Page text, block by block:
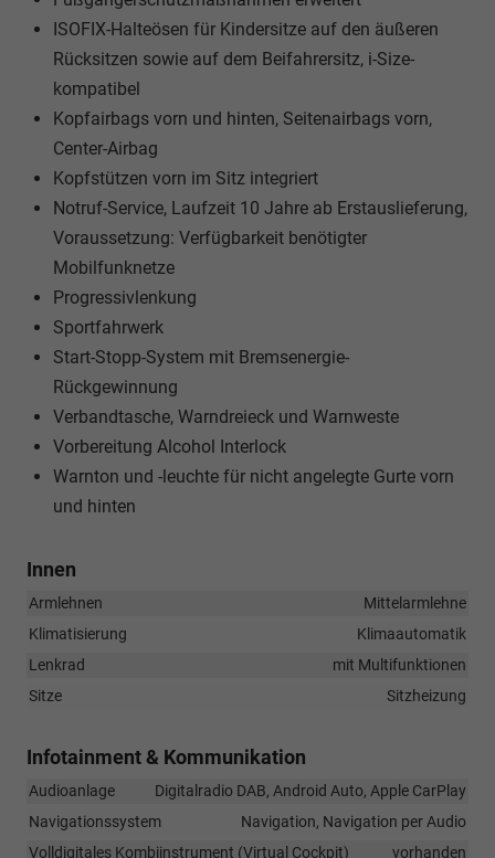
ISOFIX-Halteösen für Kindersitze auf den äußeren
Rücksitzen sowie auf dem Beifahrersitz, i-Size-
kompatibel
Kopfairbags vorn und hinten, Seitenairbags vorn,
Center-Airbag
Kopfstützen vorn im Sitz integriert
Notruf-Service, Laufzeit 10 Jahre ab Erstauslieferung,
Voraussetzung: Verfügbarkeit benötigter
Mobilfunknetze
Progressivlenkung
Sportfahrwerk
Start-Stopp-System mit Bremsenergie-
Rückgewinnung
Verbandtasche, Warndreieck und Warnweste
Vorbereitung Alcohol Interlock
Warnton und -leuchte für nicht angelegte Gurte vorn
und hinten
Innen
Armlehnen
Mittelarmlehne
Klimatisierung
Klimaautomatik
Lenkrad
mit Multifunktionen
Sitze
Sitzheizung
Infotainment & Kommunikation
Audioanlage
Digitalradio DAB, Android Auto, Apple CarPlay
Navigationssystem
Navigation, Navigation per Audio
Volldigitales Kombiinstrument (Virtual Cockpit)
vorhanden